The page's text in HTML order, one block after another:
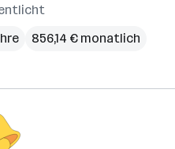
856,14 € monatlich